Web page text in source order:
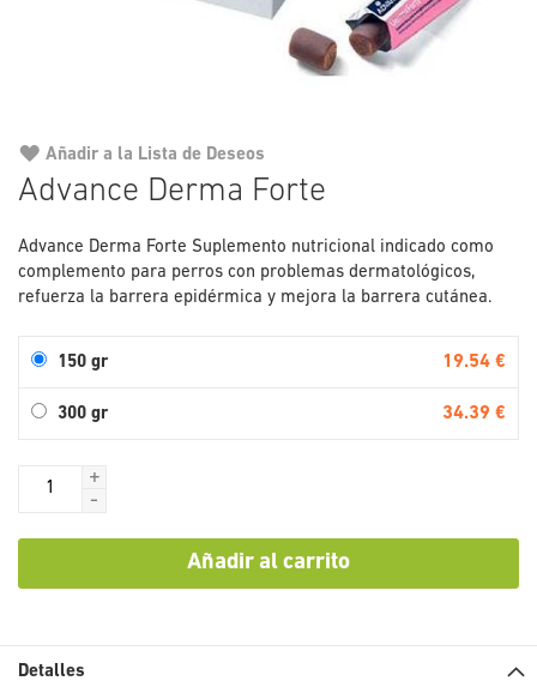
Advance Derma Forte
Advance Derma Forte Suplemento nutricional indicado como
complemento para perros con problemas dermatológicos,
refuerza la barrera epidérmica y mejora la barrera cutánea.
150 gr 19.54 €
300 gr 34.39 €
+
-
Añadir al carrito
Añadir a la Lista de Deseos
al
de
la
galería
Detalles